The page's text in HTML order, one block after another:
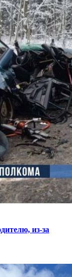
из-за